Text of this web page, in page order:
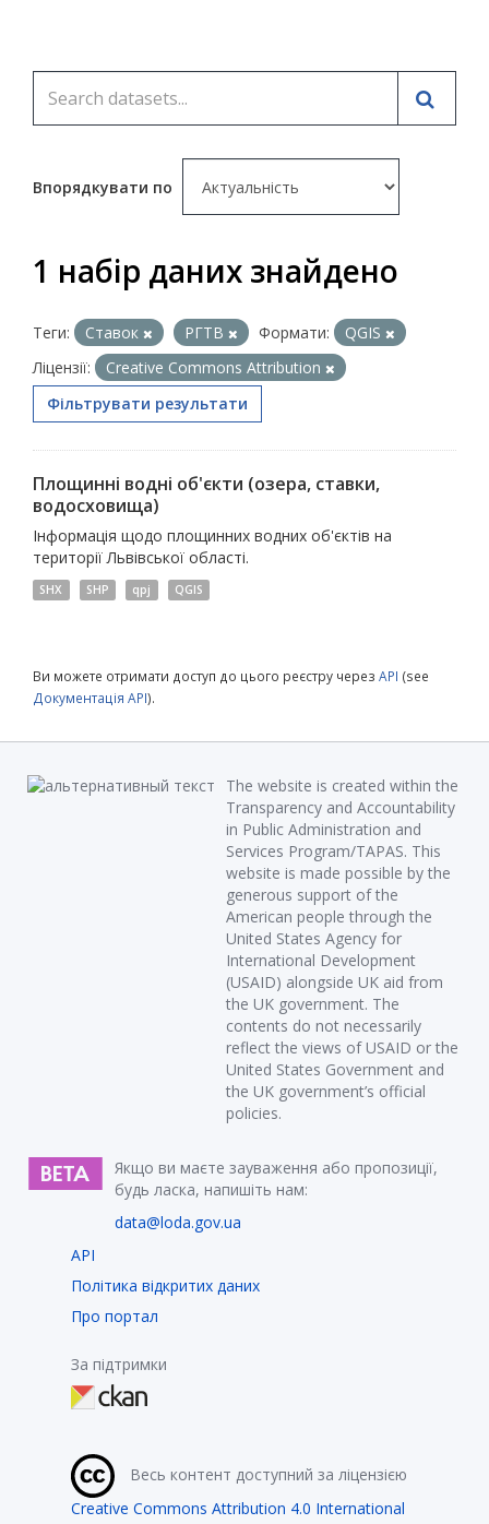
Впорядкувати по
1 набір даних знайдено
Теги: Ставок РГТВ Формати:
QGIS
Ліцензії:
Creative Commons Attribution
Фільтрувати результати
Площинні водні об'єкти (озера, ставки,
водосховища)
Інформація щодо площинних водних об'єктів на
території Львівської області.
SHX SHP qpj QGIS
Ви можете отримати доступ до цього реєстру через API (see
Документація API).
The website is created within the
Transparency and Accountability
in Public Administration and
Services Program/TAPAS. This
website is made possible by the
generous support of the
American people through the
United States Agency for
International Development
(USAID) alongside UK aid from
the UK government. The
contents do not necessarily
reflect the views of USAID or the
United States Government and
the UK government’s official
policies.
Якщо ви маєте зауваження або пропозиції,
будь ласка, напишіть нам:
data@loda.gov.ua
API
Політика відкритих даних
Про портал
За підтримки
Весь контент доступний за ліцензією
Creative Commons Attribution 4.0 International